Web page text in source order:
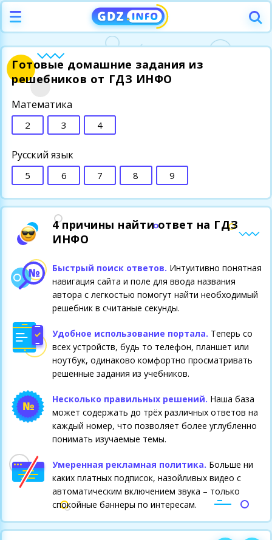
Готовые домашние задания из
решебников от ГДЗ ИНФО
Математика
2 3 4
Русский язык
5 6 7 8 9
4 причины найти ответ на ГДЗ
ИНФО
Быстрый поиск ответов. Интуитивно понятная
навигация сайта и поле для ввода названия
автора с легкостью помогут найти необходимый
решебник в считаные секунды.
Удобное использование портала. Теперь со
всех устройств, будь то телефон, планшет или
ноутбук, одинаково комфортно просматривать
решенные задания из учебников.
Несколько правильных решений. Наша база
может содержать до трёх различных ответов на
каждый номер, что позволяет более углубленно
понимать изучаемые темы.
Умеренная рекламная политика. Больше ни
каких платных подписок, назойливых видео с
автоматическим включением звука – только
спокойные баннеры по интересам.